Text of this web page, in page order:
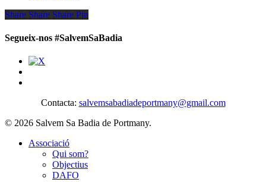
Share
Share Share Share Pin
Segueix-nos #SalvemSaBadia
Contacta: salvemsabadiadeportmany@gmail.com
© 2026 Salvem Sa Badia de Portmany.
Close
Associació
Qui som?
Objectius
DAFO